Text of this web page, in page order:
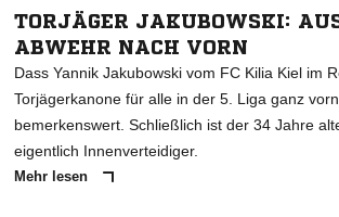
TORJÄGER JAKUBOWSKI:
ABWEHR NACH VORN
Dass Yannik Jakubowski vom FC Kilia Kiel im
Torjägerkanone für alle in der 5. Liga ganz
bemerkenswert. Schließlich ist der 34 Jahre
eigentlich Innenverteidiger.
Mehr lesen